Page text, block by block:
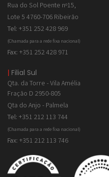
Rua do Sol Poente nº15,
Lote 5 4760-706 Ribeirão
Tel: +351 252 428 969
(Chamada para a rede fixa nacional)
Fax: +351 252 428 971
| Filial Sul
Qta. da Torre - Vila Amélia
Fração D 2950-805
Qta do Anjo - Palmela
Tel: +351 212 113 744
(Chamada para a rede fixa nacional)
Fax: +351 212 113 746